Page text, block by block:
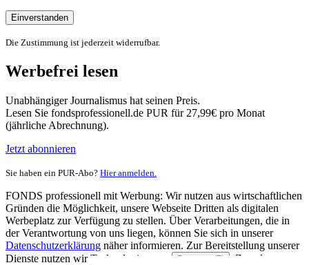
Einverstanden
Die Zustimmung ist jederzeit widerrufbar.
Werbefrei lesen
Unabhängiger Journalismus hat seinen Preis.
Lesen Sie fondsprofessionell.de PUR für 27,99€ pro Monat
(jährliche Abrechnung).
Jetzt abonnieren
Sie haben ein PUR-Abo? Hier anmelden.
FONDS professionell mit Werbung: Wir nutzen aus wirtschaftlichen
Gründen die Möglichkeit, unsere Webseite Dritten als digitalen
Werbeplatz zur Verfügung zu stellen. Über Verarbeitungen, die in
der Verantwortung von uns liegen, können Sie sich in unserer
Datenschutzerklärung näher informieren. Zur Bereitstellung unserer
Dienste nutzen wir Technologien von
Partnern (5)
. Zwecke: